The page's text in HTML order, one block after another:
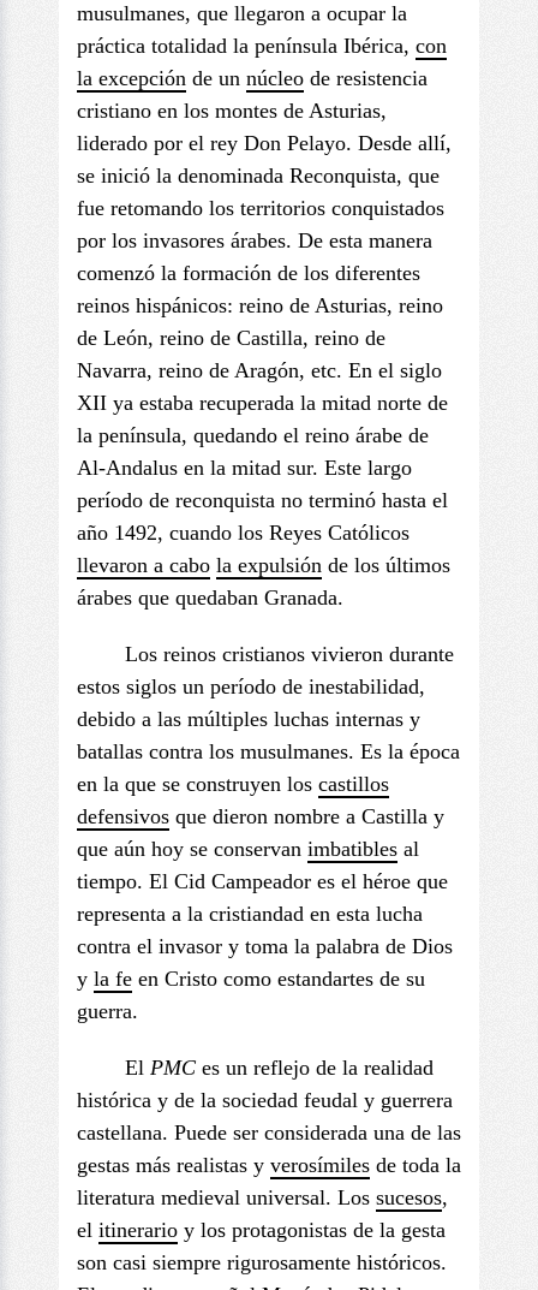
musulmanes, que llegaron a ocupar la
práctica totalidad la península Ibérica, con
la excepción de un núcleo de resistencia
cristiano en los montes de Asturias,
liderado por el rey Don Pelayo. Desde allí,
se inició la denominada Reconquista, que
fue retomando los territorios conquistados
por los invasores árabes. De esta manera
comenzó la formación de los diferentes
reinos hispánicos: reino de Asturias, reino
de León, reino de Castilla, reino de
Navarra, reino de Aragón, etc. En el siglo
XII ya estaba recuperada la mitad norte de
la península, quedando el reino árabe de
Al-Andalus en la mitad sur. Este largo
período de reconquista no terminó hasta el
año 1492, cuando los Reyes Católicos
llevaron a cabo la expulsión de los últimos
árabes que quedaban Granada.
Los reinos cristianos vivieron durante
estos siglos un período de inestabilidad,
debido a las múltiples luchas internas y
batallas contra los musulmanes. Es la época
en la que se construyen los castillos
defensivos que dieron nombre a Castilla y
que aún hoy se conservan imbatibles al
tiempo. El Cid Campeador es el héroe que
representa a la cristiandad en esta lucha
contra el invasor y toma la palabra de Dios
y la fe en Cristo como estandartes de su
guerra.
El PMC es un reflejo de la realidad
histórica y de la sociedad feudal y guerrera
castellana. Puede ser considerada una de las
gestas más realistas y verosímiles de toda la
literatura medieval universal. Los sucesos,
el itinerario y los protagonistas de la gesta
son casi siempre rigurosamente históricos.